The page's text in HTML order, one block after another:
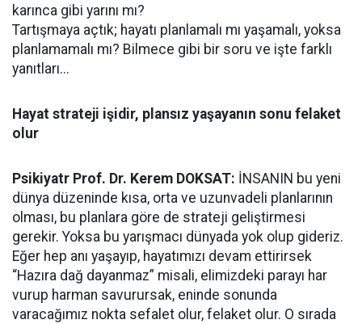
karınca gibi yarını mı?
Tartışmaya açtık; hayatı planlamalı mı yaşamalı, yoksa
planlamamalı mı? Bilmece gibi bir soru ve işte farklı
yanıtları...
Hayat strateji işidir, plansız yaşayanın sonu felaket
olur
Psikiyatr Prof. Dr. Kerem DOKSAT: İNSANIN bu yeni
dünya düzeninde kısa, orta ve uzunvadeli planlarının
olması, bu planlara göre de strateji geliştirmesi
gerekir. Yoksa bu yarışmacı dünyada yok olup gideriz.
Eğer hep anı yaşayıp, hayatımızı devam ettirirsek
“Hazıra dağ dayanmaz” misali, elimizdeki parayı har
vurup harman savurursak, eninde sonunda
varacağımız nokta sefalet olur, felaket olur. O sırada